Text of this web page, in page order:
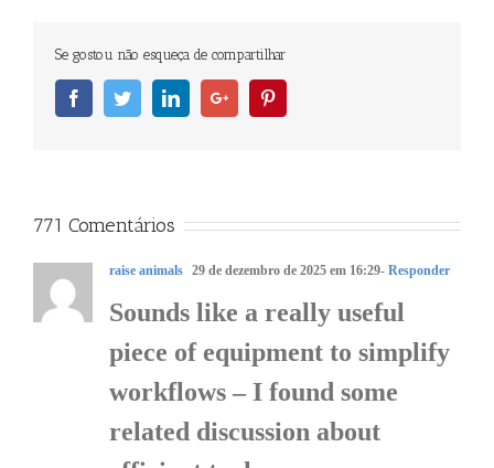
Se gostou não esqueça de compartilhar
FacebookTwitterLinkedinGoogleplus
771 Comentários
raise animals 29 de dezembro de 2025 em 16:29- Responder
Sounds like a really useful
piece of equipment to simplify
workflows – I found some
related discussion about